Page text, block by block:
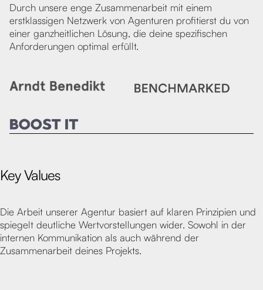
Durch unsere enge Zusammenarbeit mit einem
erstklassigen Netzwerk von Agenturen profitierst du von
einer ganzheitlichen Lösung, die deine spezifischen
Anforderungen optimal erfüllt.
Key Values
Die Arbeit unserer Agentur basiert auf klaren Prinzipien und
spiegelt deutliche Wertvorstellungen wider. Sowohl in der
internen Kommunikation als auch während der
Zusammenarbeit deines Projekts.